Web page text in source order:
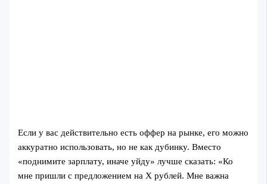
Если у вас действительно есть оффер на рынке, его можно
аккуратно использовать, но не как дубинку. Вместо
«поднимите зарплату, иначе уйду» лучше сказать: «Ко
мне пришли с предложением на Х рублей. Мне важна